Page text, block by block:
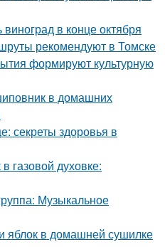
в конце октября
рекомендуют в Томске
формируют культурную
в домашних
секреты здоровья в
газовой духовке:
Музыкальное
яблок в домашней сушилке